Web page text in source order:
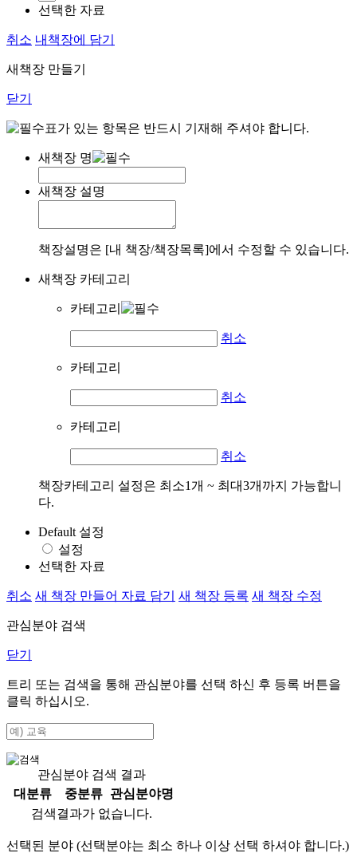
선택한 자료
취소 내책장에 담기
새책장 만들기
닫기
표가 있는 항목은 반드시 기재해 주셔야 합니다.
새책장 명
새책장 설명
책장설명은 [내 책장/책장목록]에서 수정할 수 있습니다.
새책장 카테고리
카테고리
취소
카테고리
취소
카테고리
취소
책장카테고리 설정은 최소1개 ~ 최대3개까지 가능합니
다.
Default 설정
설정
선택한 자료
취소 새 책장 만들어 자료 담기 새 책장 등록 새 책장 수정
관심분야 검색
닫기
트리 또는 검색을 통해 관심분야를 선택 하신 후 등록 버튼을
클릭 하십시오.
관심분야 검색 결과
대분류
중분류
관심분야명
검색결과가 없습니다.
선택된 분야 (선택분야는 최소 하나 이상 선택 하셔야 합니다.)